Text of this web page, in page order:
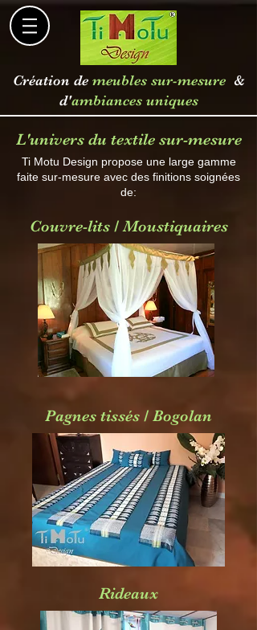
Création de meubles sur-mesure &
d'ambiances uniques
L'univers du textile sur-mesure
Ti Motu Design propose une large gamme
faite sur-mesure avec des finitions soignées
de:
Couvre-lits / Moustiquaires
Pagnes tissés / Bogolan
Rideaux